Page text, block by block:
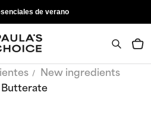
de verano
New ingredients